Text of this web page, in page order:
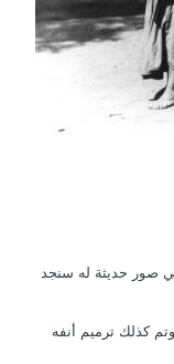
حديثة له سنجد
كذلك ترميم أنفه